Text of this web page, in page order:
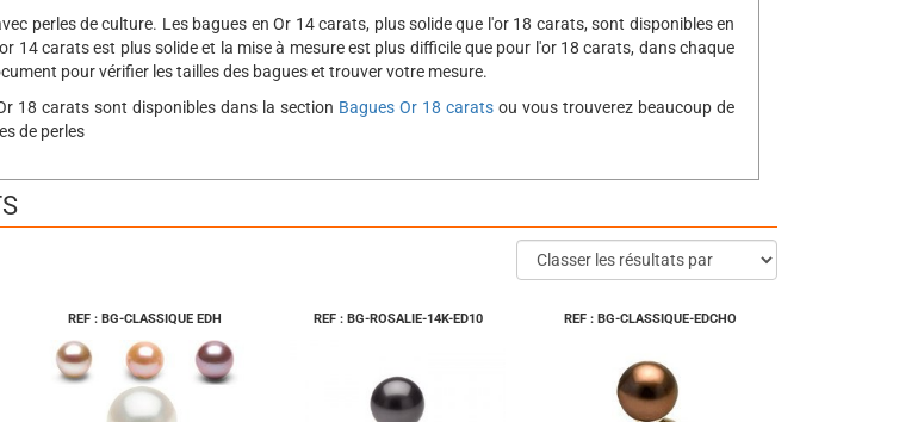
perles de culture. Les bagues en Or 14 carats, plus solide que l'or 18 carats, sont disponibles en
14 carats est plus solide et la mise à mesure est plus difficile que pour l'or 18 carats, dans chaque
pour vérifier les tailles des bagues et trouver votre mesure.
18 carats sont disponibles dans la section Bagues Or 18 carats ou vous trouverez beaucoup de
de perles
REF : BG-CLASSIQUE EDH REF : BG-ROSALIE-14K-ED10 REF : BG-CLASSIQUE-EDCHO